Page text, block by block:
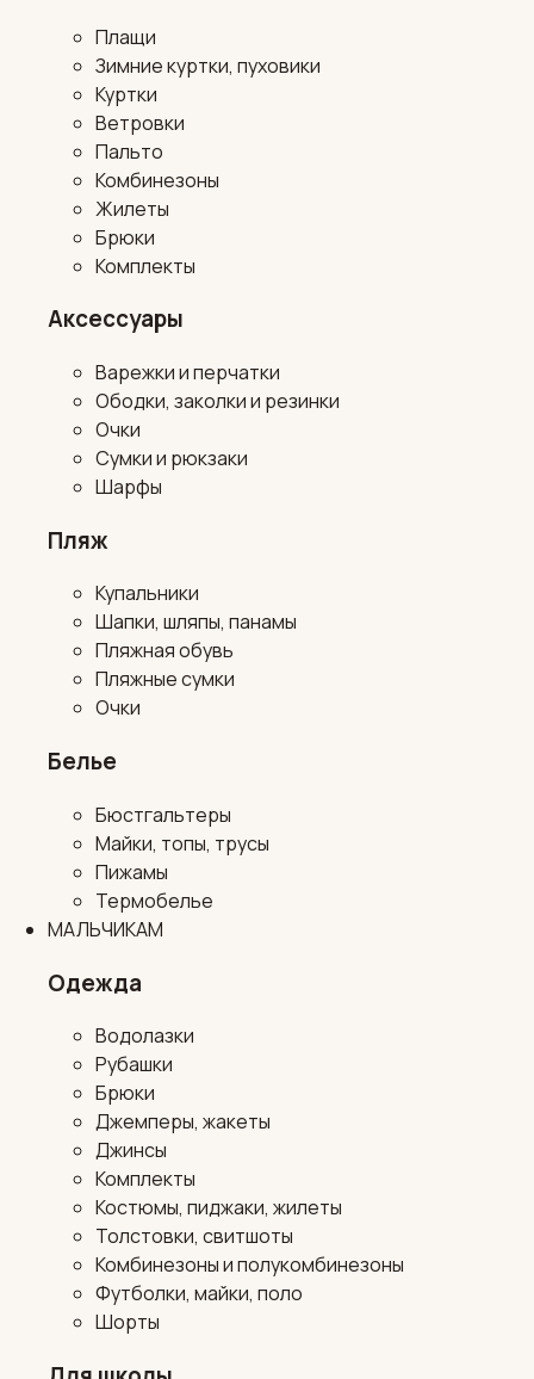
Плащи
Зимние куртки, пуховики
Куртки
Ветровки
Пальто
Комбинезоны
Жилеты
Брюки
Комплекты
Аксессуары
Варежки и перчатки
Ободки, заколки и резинки
Очки
Сумки и рюкзаки
Шарфы
Пляж
Купальники
Шапки, шляпы, панамы
Пляжная обувь
Пляжные сумки
Очки
Белье
Бюстгальтеры
Майки, топы, трусы
Пижамы
Термобелье
МАЛЬЧИКАМ
Одежда
Водолазки
Рубашки
Брюки
Джемперы, жакеты
Джинсы
Комплекты
Костюмы, пиджаки, жилеты
Толстовки, свитшоты
Комбинезоны и полукомбинезоны
Футболки, майки, поло
Шорты